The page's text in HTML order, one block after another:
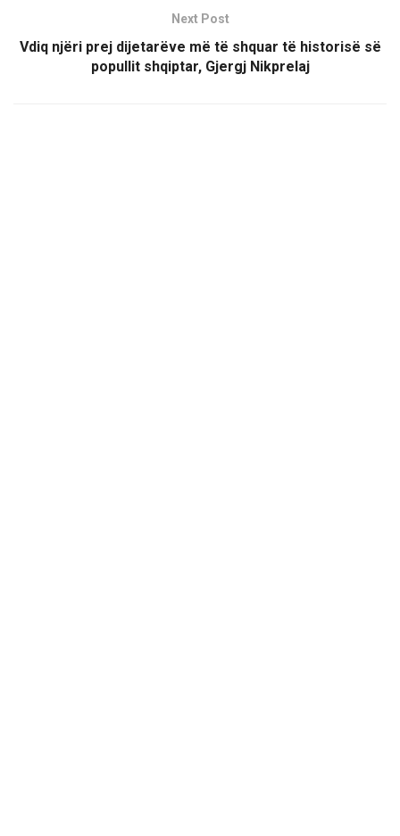
Next Post
Vdiq njëri prej dijetarëve më të shquar të historisë së
popullit shqiptar, Gjergj Nikprelaj